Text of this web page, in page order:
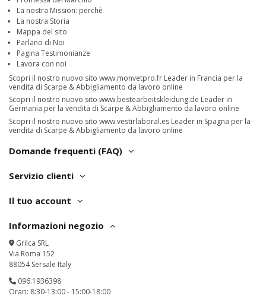
La nostra Mission: perchè
La nostra Storia
Mappa del sito
Parlano di Noi
Pagina Testimonianze
Lavora con noi
Scopri il nostro nuovo sito www.monvetpro.fr Leader in Francia per la
vendita di Scarpe & Abbigliamento da lavoro online
Scopri il nostro nuovo sito www.bestearbeitskleidung.de Leader in
Germania per la vendita di Scarpe & Abbigliamento da lavoro online
Scopri il nostro nuovo sito www.vestirlaboral.es Leader in Spagna per la
vendita di Scarpe & Abbigliamento da lavoro online
Domande frequenti (FAQ)
Servizio clienti
Il tuo account
Informazioni negozio
Grilca SRL
Via Roma 152
88054 Sersale Italy
096.1936398
Orari: 8:30-13:00 - 15:00-18:00